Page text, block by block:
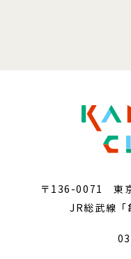
〒136-0071 東京
JR総武線